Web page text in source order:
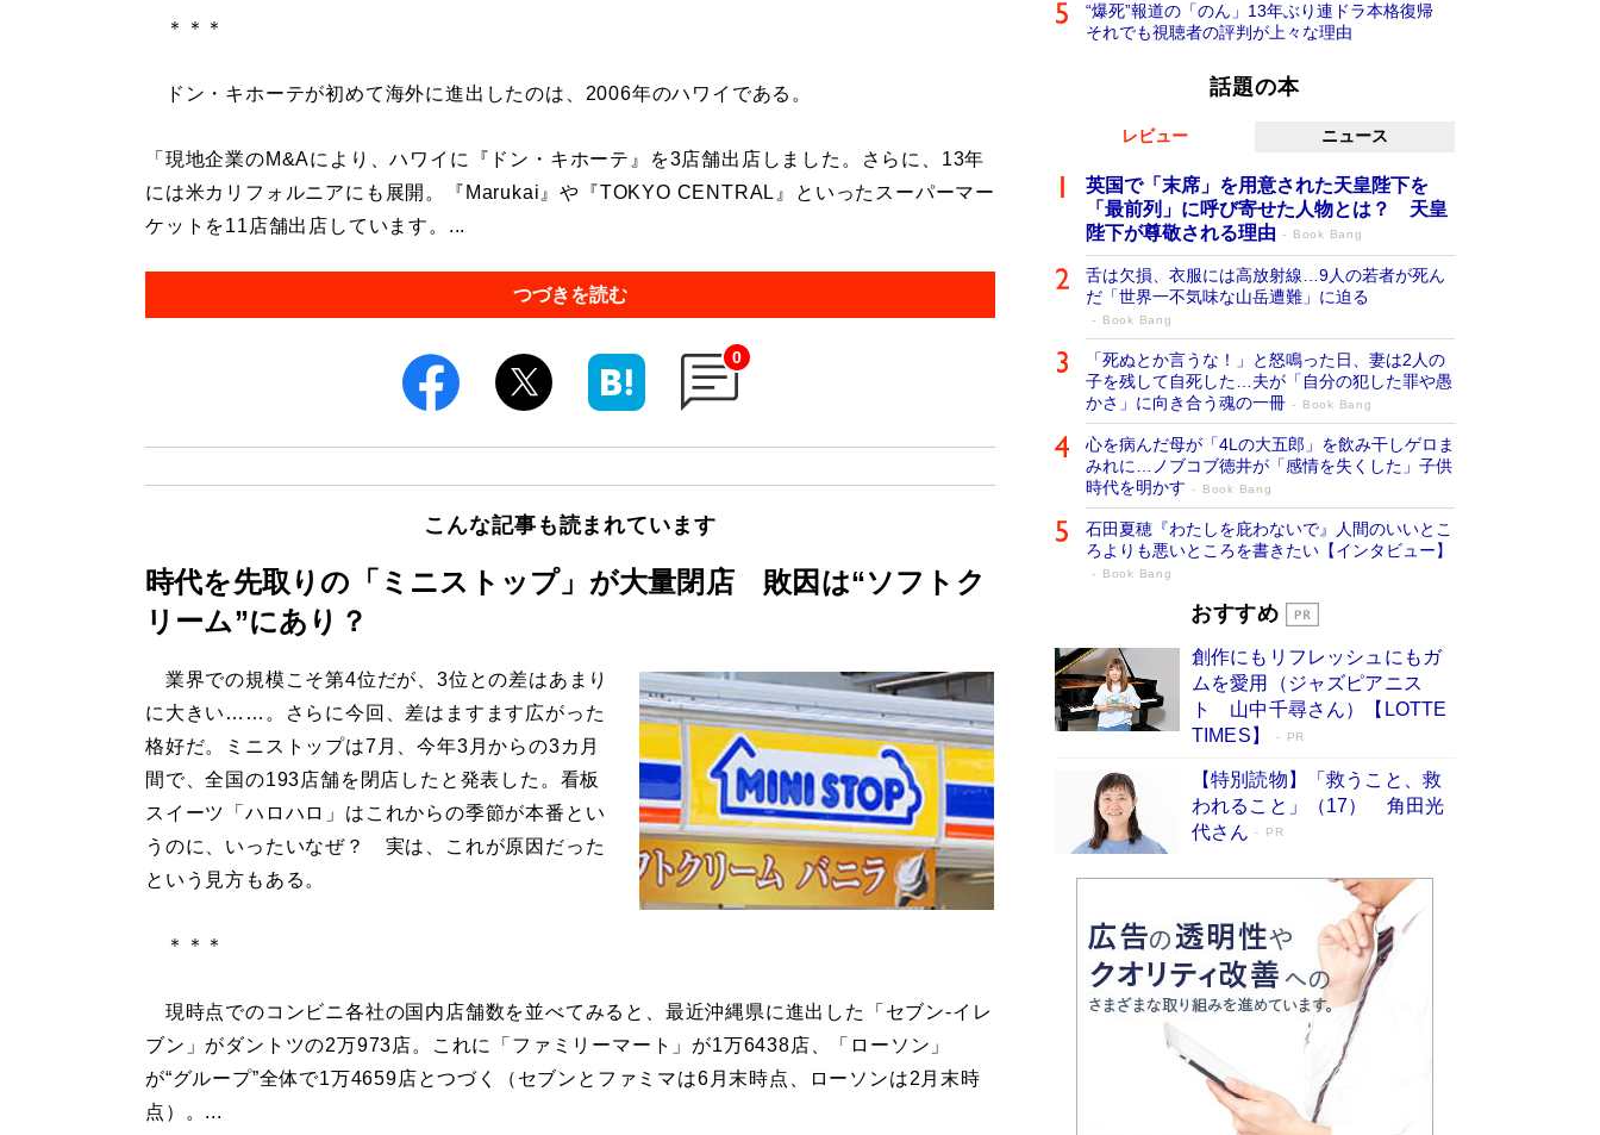
＊＊＊
ドン・キホーテが初めて海外に進出したのは、2006年のハワイである。
「現地企業のM&Aにより、ハワイに『ドン・キホーテ』を3店舗出店しました。さらに、13年
には米カリフォルニアにも展開。『Marukai』や『TOKYO CENTRAL』といったスーパーマー
ケットを11店舗出店しています。...
つづきを読む
0
こんな記事も読まれています
時代を先取りの「ミニストップ」が大量閉店 敗因は“ソフトク
リーム”にあり？
業界での規模こそ第4位だが、3位との差はあまり
に大きい……。さらに今回、差はますます広がった
格好だ。ミニストップは7月、今年3月からの3カ月
間で、全国の193店舗を閉店したと発表した。看板
スイーツ「ハロハロ」はこれからの季節が本番とい
うのに、いったいなぜ？ 実は、これが原因だった
という見方もある。
＊＊＊
現時点でのコンビニ各社の国内店舗数を並べてみると、最近沖縄県に進出した「セブン-イレ
ブン」がダントツの2万973店。これに「ファミリーマート」が1万6438店、「ローソン」
が“グループ”全体で1万4659店とつづく（セブンとファミマは6月末時点、ローソンは2月末時
点）。...
“爆死”報道の「のん」13年ぶり連ドラ本格復帰
それでも視聴者の評判が上々な理由
話題の本
レビュー ニュース
英国で「末席」を用意された天皇陛下を
「最前列」に呼び寄せた人物とは？ 天皇
陛下が尊敬される理由
Book Bang
舌は欠損、衣服には高放射線…9人の若者が死ん
だ「世界一不気味な山岳遭難」に迫る
Book Bang
「死ぬとか言うな！」と怒鳴った日、妻は2人の
子を残して自死した…夫が「自分の犯した罪や愚
かさ」に向き合う魂の一冊
Book Bang
心を病んだ母が「4Lの大五郎」を飲み干しゲロま
みれに…ノブコブ徳井が「感情を失くした」子供
時代を明かす
Book Bang
石田夏穂『わたしを庇わないで』人間のいいとこ
ろよりも悪いところを書きたい【インタビュー】
Book Bang
「叱って伸びるやつは、褒めたらもっと伸
た“人を育てるコツ”…芸への考え方を明か
す
Book Bang
「『火垂るの墓』は、大嘘である」原作者が抱き
続けた“自責の念”とは…「自己憐憫は描きたくな
い」監督が徹底的にこだわったこと（後編） #
戦争の記憶
Book Bang
美輪明宏 晩年の回答を集めた『ほほえんで生き
るための人生相談』がランクイン［エンターテイ
メントベストセラー］
Book Bang
「宇宙兄弟」最終46巻がベストセラー1位 宇宙
開発への関心を押し上げた18年の物語に幕 特装
版には「宇宙で描かれたマンガ」も収録
Book Bang
「不意に涙が出そうに…」高嶋政伸が明かし
た“13歳の娘を暴行する役”への葛藤 インティマ
シーコーディネーターに支えられたNHK『大奥』
Book Bang
おすすめ
創作にもリフレッシュにもガ
ムを愛用（ジャズピアニス
ト 山中千尋さん）【LOTTE
TIMES】
PR
【特別読物】「救うこと、救
われること」（17） 角田光
代さん
PR